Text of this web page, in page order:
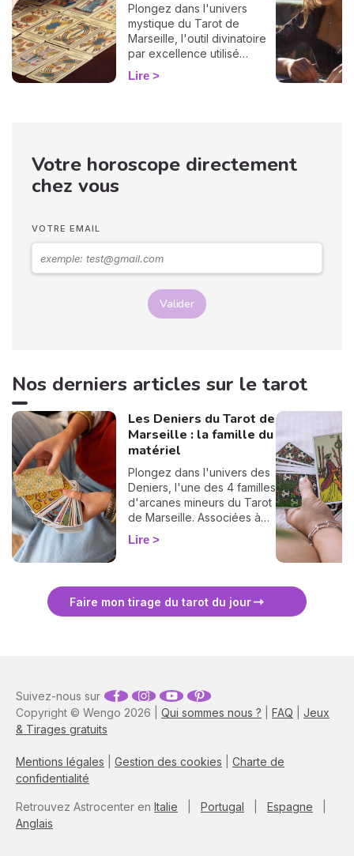
Plongez dans l'univers
mystique du Tarot de
Marseille, l'outil divinatoire
par excellence utilisé
depuis des siècles pour
éclairer l'avenir. Profitez
Lire
Votre horoscope directement
chez vous
VOTRE EMAIL
Valider
Nos derniers articles sur le tarot
Les Deniers du Tarot de
Marseille : la famille du
matériel
Plongez dans l'univers des
Deniers, l'une des 4 familles
d'arcanes mineurs du Tarot
de Marseille. Associées à
l'élément Terre, ces cartes
éclairent votre vie
leur signification complète
Lire
Faire mon tirage du tarot du jour
Copyright © Wengo 2026 | Qui sommes nous ? FAQ
Jeux
& Tirages gratuits
Mentions légales Gestion des cookies
Charte de
confidentialité
Suivez-nous sur
Retrouvez Astrocenter en Italie Portugal Espagne
Anglais